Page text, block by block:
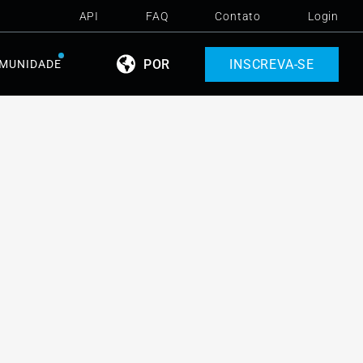
API FAQ Contato Login
POR INSCREVA-SE